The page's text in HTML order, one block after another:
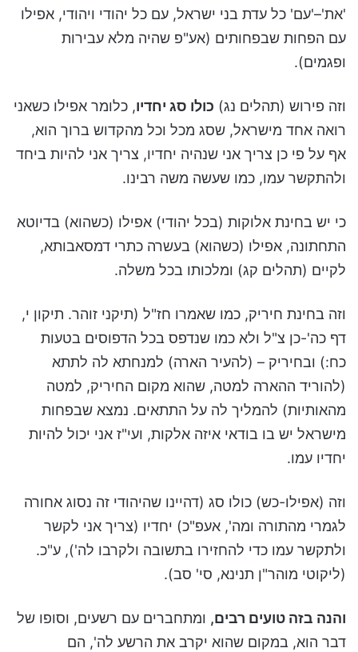
'את'–'עם' כל עדת בני ישראל, עם כל יהודי ויהודי, אפילו
עם הפחות שבפחותים (אע"פ שהיה מלא עבירות
ופגמים).
וזה פירוש (תהלים נג) כולו סג יחדיו, כלומר אפילו כשאני
רואה אחד מישראל, שסג מכל וכל מהקדוש ברוך הוא,
אף על פי כן צריך אני שנהיה יחדיו, צריך אני להיות ביחד
ולהתקשר עמו, כמו שעשה משה רבינו.
כי יש בחינת אלוקות (בכל יהודי) אפילו (כשהוא) בדיוטא
התחתונה, אפילו (כשהוא) בעשרה כתרי דמסאבותא,
לקיים (תהלים קג) ומלכותו בכל משלה.
וזה בחינת חיריק, כמו שאמרו חז"ל (תיקני זוהר. תיקון י,
דף כה'-כן צ"ל ולא כמו שנדפס בכל הדפוסים בטעות
כח:) ובחיריק – (להעיר הארה) למנחתא לה לתתא
(להוריד ההארה למטה, שהוא מקום החיריק, למטה
מהאותיות) להמליך לה על התתאים. נמצא שבפחות
מישראל יש בו בודאי איזה אלקות, ועי"ז אני יכול להיות
יחדיו עמו.
וזה (אפילו-כש) כולו סג (דהיינו שהיהודי זה נסוג אחורה
לגמרי מהתורה ומה', אעפ"כ) יחדיו (צריך אני לקשר
ולתקשר עמו כדי להחזירו בתשובה ולקרבו לה'), ע"כ.
(ליקוטי מוהר"ן תנינא, סי' סב).
והנה בזה טועים רבים, ומתחברים עם רשעים, וסופו של
דבר הוא, במקום שהוא יקרב את הרשע לה', הם